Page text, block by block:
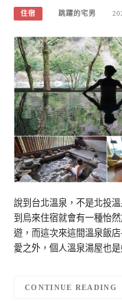
住宿 跳躍的宅男
說到台北溫泉，不是北投
到烏來住宿就會有一種怡
遊，而這次來這間溫泉飯
愛之外，個人溫泉湯屋也
CONTINUE READING